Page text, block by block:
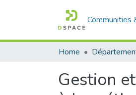
Communities
Home
Gestion